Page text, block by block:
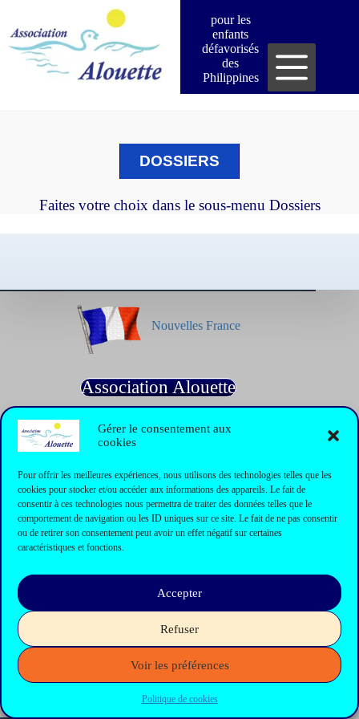
Gérer le consentement aux
cookies
Pour offrir les meilleures expériences, nous utilisons des technologies telles que les
cookies pour stocker et/ou accéder aux informations des appareils. Le fait de
consentir à ces technologies nous permettra de traiter des données telles que le
comportement de navigation ou les ID uniques sur ce site. Le fait de ne pas consentir
ou de retirer son consentement peut avoir un effet négatif sur certaines
caractéristiques et fonctions.
Accepter
Refuser
Voir les préférences
Politique de cookies
contenu
pour les
enfants
défavorisés
des
Philippines
DOSSIERS
Faites votre choix dans le sous-menu Dossiers
Nouvelles France
Association Alouette
Formulaire de contact
Contact
Mentions légales
Politique de cookies
News Philippines
Always With You Found. Inc.